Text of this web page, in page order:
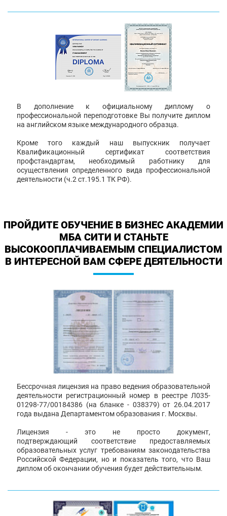
В дополнение к официальному диплому о
профессиональной переподготовке Вы получите диплом
на английском языке международного образца.
Кроме того каждый наш выпускник получает
Квалификационный сертификат соответствия
профстандартам, необходимый работнику для
осуществления определенного вида профессиональной
деятельности (ч.2 ст.195.1 ТК РФ).
ПРОЙДИТЕ ОБУЧЕНИЕ В БИЗНЕС АКАДЕМИИ
МБА СИТИ И СТАНЬТЕ
ВЫСОКООПЛАЧИВАЕМЫМ СПЕЦИАЛИСТОМ
В ИНТЕРЕСНОЙ ВАМ СФЕРЕ ДЕЯТЕЛЬНОСТИ
Бессрочная лицензия на право ведения образовательной
деятельности регистрационный номер в реестре Л035-
01298-77/00184386 (на бланке - 038379) от 26.04.2017
года выдана Департаментом образования г. Москвы.
Лицензия - это не просто документ,
подтверждающий соответствие предоставляемых
образовательных услуг требованиям законодательства
Российской Федерации, но и показатель того, что Ваш
диплом об окончании обучения будет действительным.